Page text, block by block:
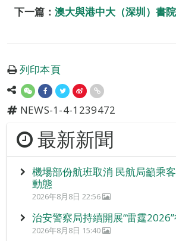
下一篇： 澳大與港中大（深圳）書
列印本頁
NEWS-1-4-1239472
最新新聞
機場部份航班取消 民航局籲乘
動態
2026年8月8日 22:56
治安警察局持續開展“雷霆
2026年8月8日 15:40